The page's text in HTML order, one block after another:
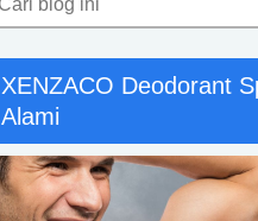
XENZACO Deodorant
Alami